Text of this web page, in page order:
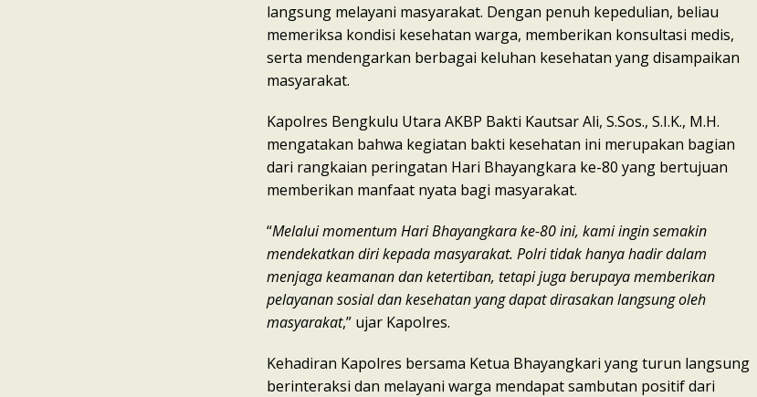
langsung melayani masyarakat. Dengan penuh kepedulian, beliau
memeriksa kondisi kesehatan warga, memberikan konsultasi medis,
serta mendengarkan berbagai keluhan kesehatan yang disampaikan
masyarakat.
Kapolres Bengkulu Utara AKBP Bakti Kautsar Ali, S.Sos., S.I.K., M.H.
mengatakan bahwa kegiatan bakti kesehatan ini merupakan bagian
dari rangkaian peringatan Hari Bhayangkara ke-80 yang bertujuan
memberikan manfaat nyata bagi masyarakat.
“Melalui momentum Hari Bhayangkara ke-80 ini, kami ingin semakin
mendekatkan diri kepada masyarakat. Polri tidak hanya hadir dalam
menjaga keamanan dan ketertiban, tetapi juga berupaya memberikan
pelayanan sosial dan kesehatan yang dapat dirasakan langsung oleh
masyarakat,” ujar Kapolres.
Kehadiran Kapolres bersama Ketua Bhayangkari yang turun langsung
berinteraksi dan melayani warga mendapat sambutan positif dari